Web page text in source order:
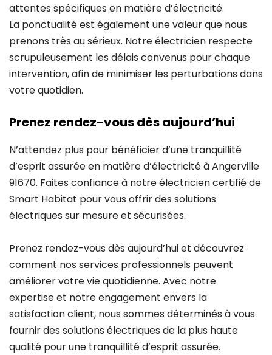
attentes spécifiques en matière d’électricité.
La ponctualité est également une valeur que nous
prenons très au sérieux. Notre électricien respecte
scrupuleusement les délais convenus pour chaque
intervention, afin de minimiser les perturbations dans
votre quotidien.
Prenez rendez-vous dès aujourd’hui
N’attendez plus pour bénéficier d’une tranquillité
d’esprit assurée en matière d’électricité à Angerville
91670. Faites confiance à notre électricien certifié de
Smart Habitat pour vous offrir des solutions
électriques sur mesure et sécurisées.
Prenez rendez-vous dès aujourd’hui et découvrez
comment nos services professionnels peuvent
améliorer votre vie quotidienne. Avec notre
expertise et notre engagement envers la
satisfaction client, nous sommes déterminés à vous
fournir des solutions électriques de la plus haute
qualité pour une tranquillité d’esprit assurée.